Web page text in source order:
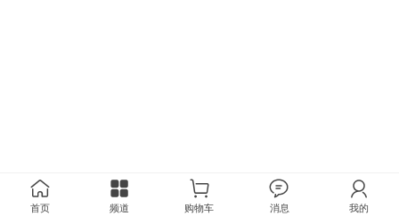
首页 频道 购物车 消息 我的